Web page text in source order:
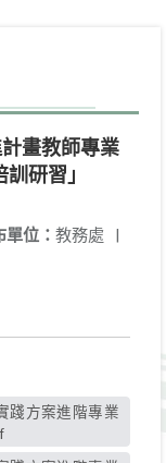
畫教師專業
研習」
單位： 教務處 |